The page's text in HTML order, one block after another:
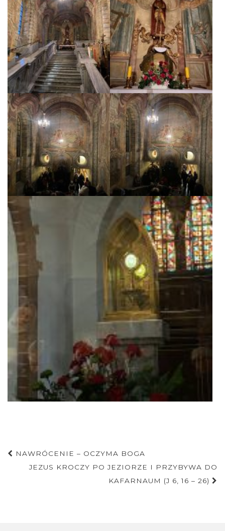
Nawigacja
postu
NAWRÓCENIE – OCZYMA BOGA
JEZUS KROCZY PO JEZIORZE I PRZYBYWA DO
KAFARNAUM (J 6, 16 – 26)